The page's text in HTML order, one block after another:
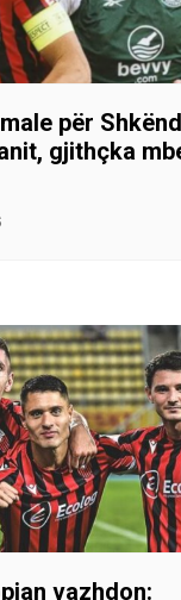
për
gjithçka
vazhdon: